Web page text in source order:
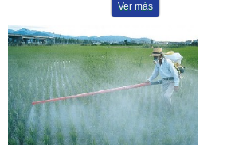
Ver más